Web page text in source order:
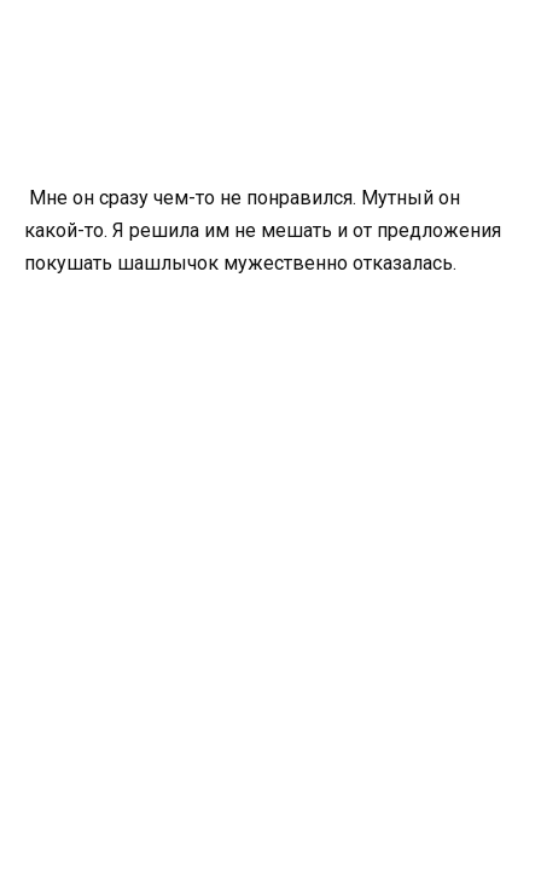
Мне он сразу чем-то не понравился. Мутный он
какой-то. Я решила им не мешать и от предложения
покушать шашлычок мужественно отказалась.